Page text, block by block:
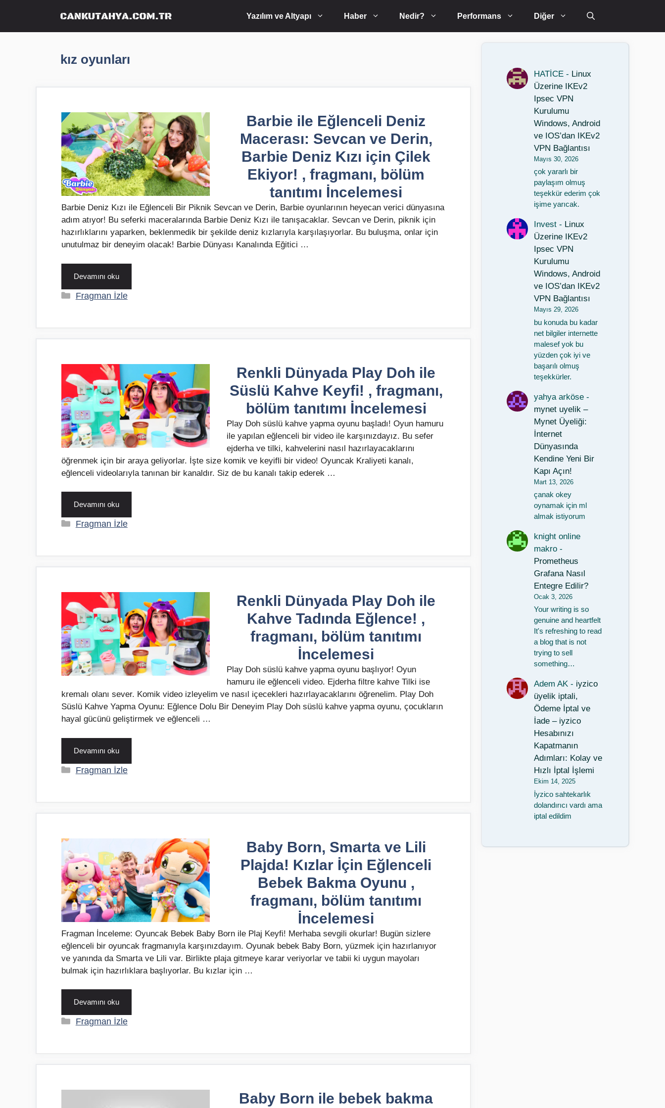
Yazılım ve Altyapı Haber Nedir? Performans Diğer
kız oyunları
Barbie ile Eğlenceli Deniz
Macerası: Sevcan ve Derin,
Barbie Deniz Kızı için Çilek
Ekiyor! , fragmanı, bölüm
tanıtımı İncelemesi
Barbie Deniz Kızı ile Eğlenceli Bir Piknik Sevcan ve Derin, Barbie oyunlarının heyecan verici dünyasına
adım atıyor! Bu seferki maceralarında Barbie Deniz Kızı ile tanışacaklar. Sevcan ve Derin, piknik için
hazırlıklarını yaparken, beklenmedik bir şekilde deniz kızlarıyla karşılaşıyorlar. Bu buluşma, onlar için
unutulmaz bir deneyim olacak! Barbie Dünyası Kanalında Eğitici …
Devamını oku
Kategoriler
Fragman İzle
Renkli Dünyada Play Doh ile
Süslü Kahve Keyfi! , fragmanı,
bölüm tanıtımı İncelemesi
Play Doh süslü kahve yapma oyunu başladı! Oyun hamuru
ile yapılan eğlenceli bir video ile karşınızdayız. Bu sefer
ejderha ve tilki, kahvelerini nasıl hazırlayacaklarını
öğrenmek için bir araya geliyorlar. İşte size komik ve keyifli bir video! Oyuncak Kraliyeti kanalı,
eğlenceli videolarıyla tanınan bir kanaldır. Siz de bu kanalı takip ederek …
Devamını oku
Kategoriler
Fragman İzle
Renkli Dünyada Play Doh ile
Kahve Tadında Eğlence! ,
fragmanı, bölüm tanıtımı
İncelemesi
Play Doh süslü kahve yapma oyunu başlıyor! Oyun
hamuru ile eğlenceli video. Ejderha filtre kahve Tilki ise
kremalı olanı sever. Komik video izleyelim ve nasıl içecekleri hazırlayacaklarını öğrenelim. Play Doh
Süslü Kahve Yapma Oyunu: Eğlence Dolu Bir Deneyim Play Doh süslü kahve yapma oyunu, çocukların
hayal gücünü geliştirmek ve eğlenceli …
Devamını oku
Kategoriler
Fragman İzle
Baby Born, Smarta ve Lili
Plajda! Kızlar İçin Eğlenceli
Bebek Bakma Oyunu ,
fragmanı, bölüm tanıtımı
İncelemesi
Fragman İnceleme: Oyuncak Bebek Baby Born ile Plaj Keyfi! Merhaba sevgili okurlar! Bugün sizlere
eğlenceli bir oyuncak fragmanıyla karşınızdayım. Oyunak bebek Baby Born, yüzmek için hazırlanıyor
ve yanında da Smarta ve Lili var. Birlikte plaja gitmeye karar veriyorlar ve tabii ki uygun mayoları
bulmak için hazırlıklara başlıyorlar. Bu kızlar için …
Devamını oku
Kategoriler
Fragman İzle
Baby Born ile bebek bakma
HATİCE - Linux
Üzerine IKEv2
Ipsec VPN
Kurulumu
Windows, Android
ve IOS’dan IKEv2
VPN Bağlantısı
Mayıs 30, 2026
çok yararlı bir
paylaşım olmuş
teşekkür ederim çok
işime yarıcak.
Invest - Linux
Üzerine IKEv2
Ipsec VPN
Kurulumu
Windows, Android
ve IOS’dan IKEv2
VPN Bağlantısı
Mayıs 29, 2026
bu konuda bu kadar
net bilgiler internette
malesef yok bu
yüzden çok iyi ve
başarılı olmuş
teşekkürler.
yahya arköse -
mynet uyelik –
Mynet Üyeliği:
İnternet
Dünyasında
Kendine Yeni Bir
Kapı Açın!
Mart 13, 2026
çanak okey
oynamak için ml
almak istiyorum
knight online
makro -
Prometheus
Grafana Nasıl
Entegre Edilir?
Ocak 3, 2026
Your writing is so
genuine and heartfelt
It's refreshing to read
a blog that is not
trying to sell
something…
Adem AK - iyzico
üyelik iptali,
Ödeme İptal ve
İade – iyzico
Hesabınızı
Kapatmanın
Adımları: Kolay ve
Hızlı İptal İşlemi
Ekim 14, 2025
İyzico sahtekarlık
dolandırıcı vardı ama
iptal edildim